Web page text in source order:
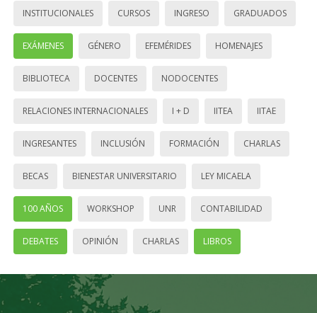
INSTITUCIONALES CURSOS INGRESO GRADUADOS
EXÁMENES GÉNERO EFEMÉRIDES HOMENAJES
BIBLIOTECA DOCENTES NODOCENTES
RELACIONES INTERNACIONALES I + D IITEA IITAE
INGRESANTES INCLUSIÓN FORMACIÓN CHARLAS
BECAS BIENESTAR UNIVERSITARIO LEY MICAELA
100 AÑOS WORKSHOP UNR CONTABILIDAD
DEBATES OPINIÓN CHARLAS LIBROS